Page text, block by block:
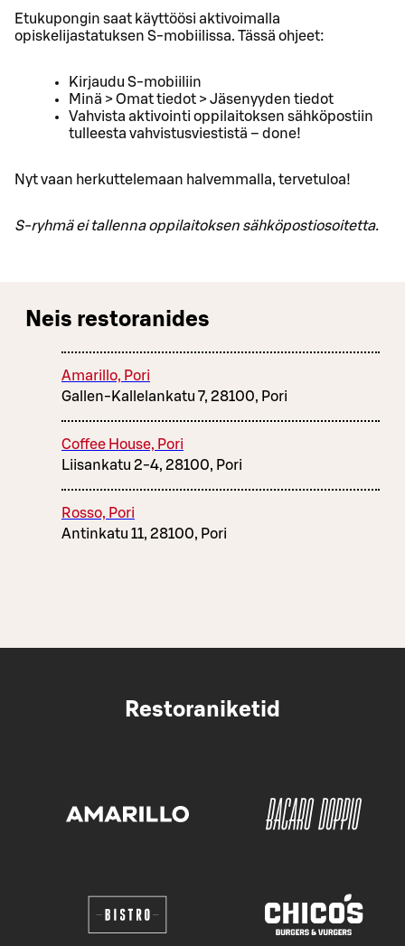
Etukupongin saat käyttöösi aktivoimalla
opiskelijastatuksen S-mobiilissa. Tässä ohjeet:
Kirjaudu S-mobiiliin
Minä > Omat tiedot > Jäsenyyden tiedot
Vahvista aktivointi oppilaitoksen sähköpostiin
tulleesta vahvistusviestistä – done!
Nyt vaan herkuttelemaan halvemmalla, tervetuloa!
S-ryhmä ei tallenna oppilaitoksen sähköpostiosoitetta.
Neis restoranides
Amarillo, Pori
Gallen-Kallelankatu 7, 28100, Pori
Coffee House, Pori
Liisankatu 2-4, 28100, Pori
Rosso, Pori
Antinkatu 11, 28100, Pori
Restoraniketid